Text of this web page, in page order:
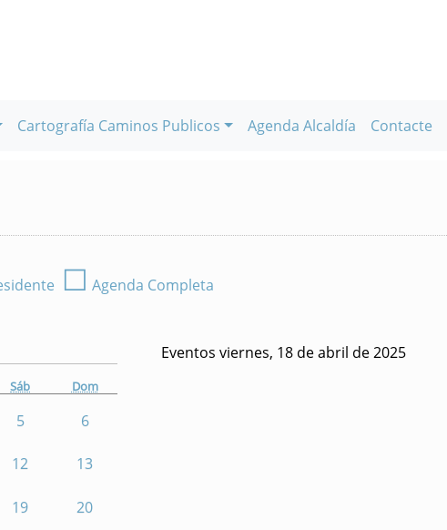
Cartografía Caminos Publicos Agenda Alcaldía Contacte
☐ Agenda Completa
Sáb Dom
5 6
12 13
19 20
Eventos viernes, 18 de abril de 2025